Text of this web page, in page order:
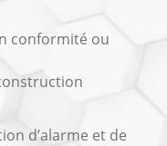
conformité ou
d’alarme et de